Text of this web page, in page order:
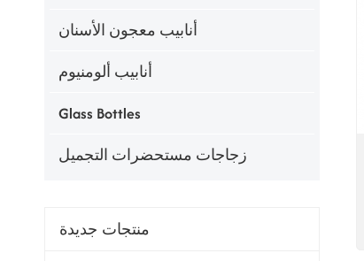
أنابيب معجون الأسنان
أنابيب ألومنيوم
Glass Bottles
زجاجات مستحضرات التجميل
منتجات جديدة